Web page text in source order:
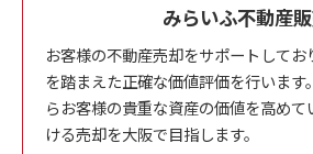
みらいふ不動産
お客様の不動産売却をサポートしてお
を踏まえた正確な価値評価を行いま
らお客様の貴重な資産の価値を高め
ける売却を大阪で目指します。